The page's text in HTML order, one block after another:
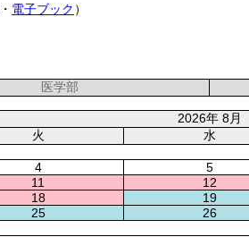
・ 電子ブック ）
医学部
2026年 8月
火 水
4 5
11 12
18 19
25 26